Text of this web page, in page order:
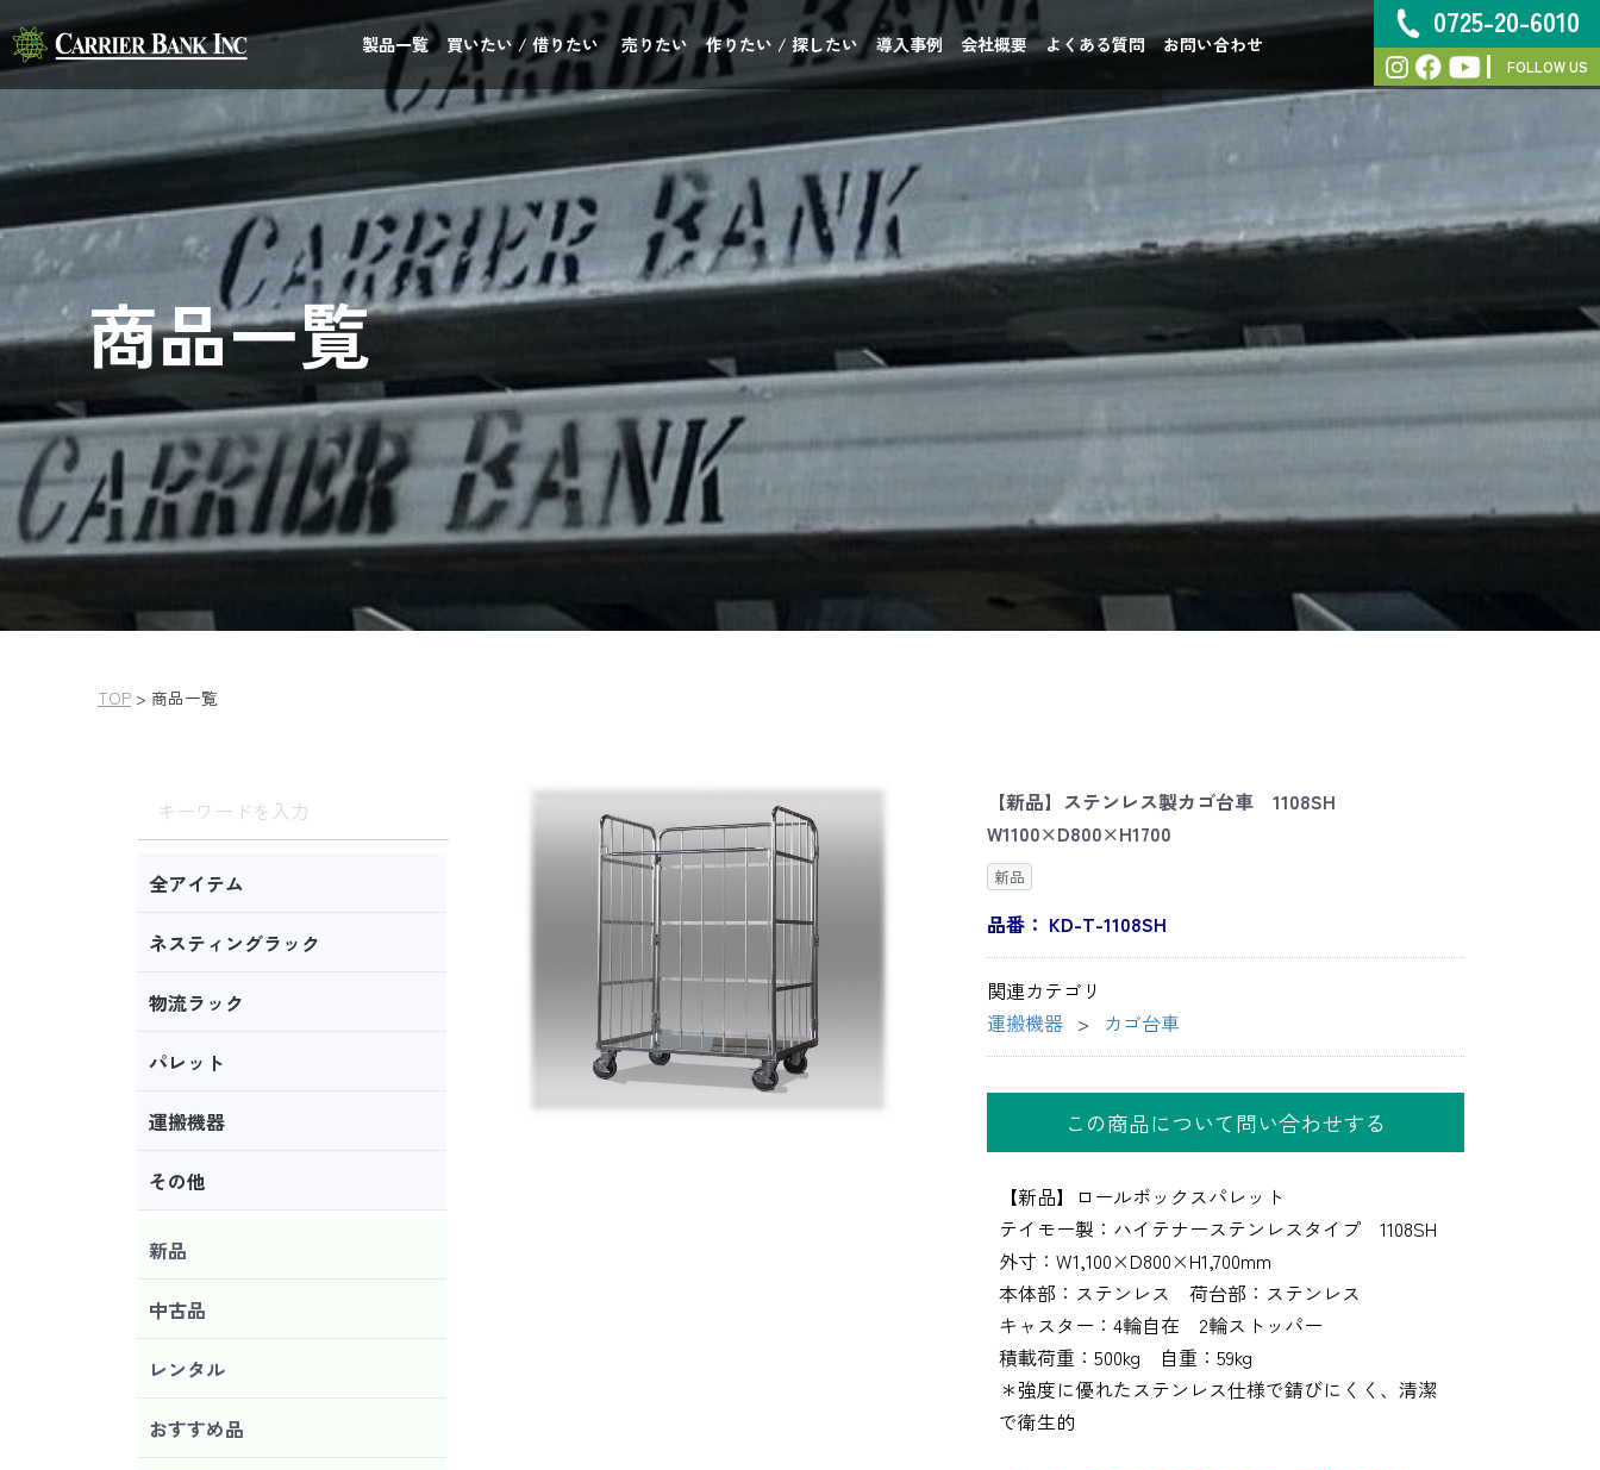
製品一覧 買いたい / 借りたい 売りたい 作りたい / 探したい 導入事例 会社概要 よくある質問 お問い合わせ
0725-20-6010
FOLLOW US
商品一覧
TOP > 商品一覧
全アイテム
ネスティングラック
物流ラック
パレット
運搬機器
その他
新品
中古品
レンタル
おすすめ品
【新品】ステンレス製カゴ台車 1108SH
W1100×D800×H1700
新品
品番： KD-T-1108SH
関連カテゴリ
運搬機器
カゴ台車
この商品について問い合わせする
【新品】ロールボックスパレット
テイモー製：ハイテナーステンレスタイプ 1108SH
外寸：W1,100×D800×H1,700mm
本体部：ステンレス 荷台部：ステンレス
キャスター：4輪自在 2輪ストッパー
積載荷重：500kg 自重：59kg
＊強度に優れたステンレス仕様で錆びにくく、清潔
で衛生的